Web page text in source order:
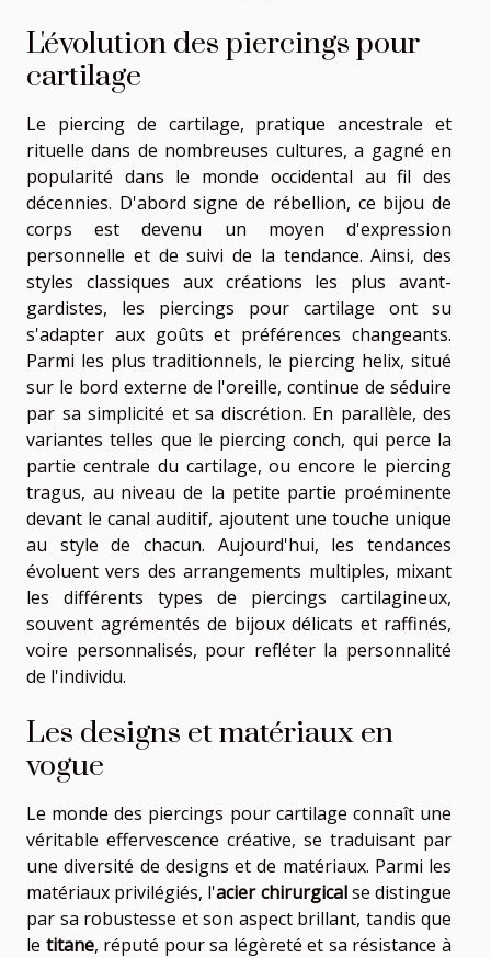
L'évolution des piercings pour
cartilage
Le piercing de cartilage, pratique ancestrale et
rituelle dans de nombreuses cultures, a gagné en
popularité dans le monde occidental au fil des
décennies. D'abord signe de rébellion, ce bijou de
corps est devenu un moyen d'expression
personnelle et de suivi de la tendance. Ainsi, des
styles classiques aux créations les plus avant-
gardistes, les piercings pour cartilage ont su
s'adapter aux goûts et préférences changeants.
Parmi les plus traditionnels, le piercing helix, situé
sur le bord externe de l'oreille, continue de séduire
par sa simplicité et sa discrétion. En parallèle, des
variantes telles que le piercing conch, qui perce la
partie centrale du cartilage, ou encore le piercing
tragus, au niveau de la petite partie proéminente
devant le canal auditif, ajoutent une touche unique
au style de chacun. Aujourd'hui, les tendances
évoluent vers des arrangements multiples, mixant
les différents types de piercings cartilagineux,
souvent agrémentés de bijoux délicats et raffinés,
voire personnalisés, pour refléter la personnalité
de l'individu.
Les designs et matériaux en
vogue
Le monde des piercings pour cartilage connaît une
véritable effervescence créative, se traduisant par
une diversité de designs et de matériaux. Parmi les
matériaux privilégiés, l'acier chirurgicalse distingue
par sa robustesse et son aspect brillant, tandis que
le titane, réputé pour sa légèreté et sa résistance à